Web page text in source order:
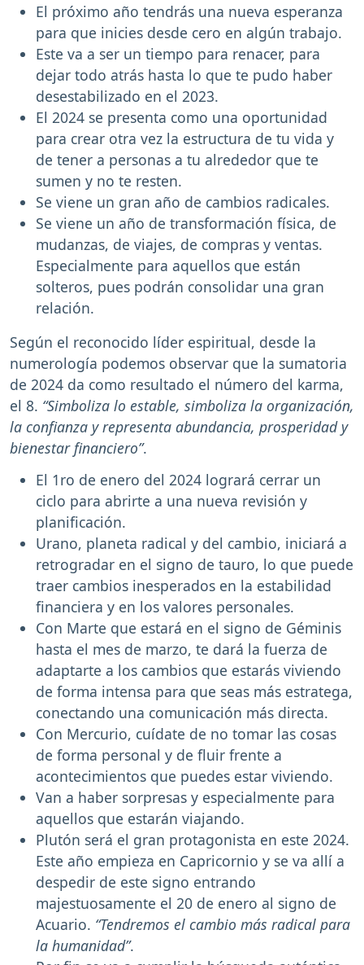
El próximo año tendrás una nueva esperanza
para que inicies desde cero en algún trabajo.
Este va a ser un tiempo para renacer, para
dejar todo atrás hasta lo que te pudo haber
desestabilizado en el 2023.
El 2024 se presenta como una oportunidad
para crear otra vez la estructura de tu vida y
de tener a personas a tu alrededor que te
sumen y no te resten.
Se viene un gran año de cambios radicales.
Se viene un año de transformación física, de
mudanzas, de viajes, de compras y ventas.
Especialmente para aquellos que están
solteros, pues podrán consolidar una gran
relación.
Según el reconocido líder espiritual, desde la
numerología podemos observar que la sumatoria
de 2024 da como resultado el número del karma,
el 8. “Simboliza lo estable, simboliza la organización,
la confianza y representa abundancia, prosperidad y
bienestar financiero”.
El 1ro de enero del 2024 logrará cerrar un
ciclo para abrirte a una nueva revisión y
planificación.
Urano, planeta radical y del cambio, iniciará a
retrogradar en el signo de tauro, lo que puede
traer cambios inesperados en la estabilidad
financiera y en los valores personales.
Con Marte que estará en el signo de Géminis
hasta el mes de marzo, te dará la fuerza de
adaptarte a los cambios que estarás viviendo
de forma intensa para que seas más estratega,
conectando una comunicación más directa.
Con Mercurio, cuídate de no tomar las cosas
de forma personal y de fluir frente a
acontecimientos que puedes estar viviendo.
Van a haber sorpresas y especialmente para
aquellos que estarán viajando.
Plutón será el gran protagonista en este 2024.
Este año empieza en Capricornio y se va allí a
despedir de este signo entrando
majestuosamente el 20 de enero al signo de
Acuario. “Tendremos el cambio más radical para
la humanidad”.